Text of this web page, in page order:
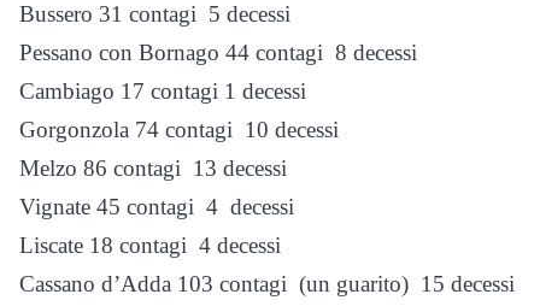
Bussero 31 contagi 5 decessi
Pessano con Bornago 44 contagi 8 decessi
Cambiago 17 contagi 1 decessi
Gorgonzola 74 contagi 10 decessi
Melzo 86 contagi 13 decessi
Vignate 45 contagi 4 decessi
Liscate 18 contagi 4 decessi
Cassano d’Adda 103 contagi (un guarito) 15 decessi